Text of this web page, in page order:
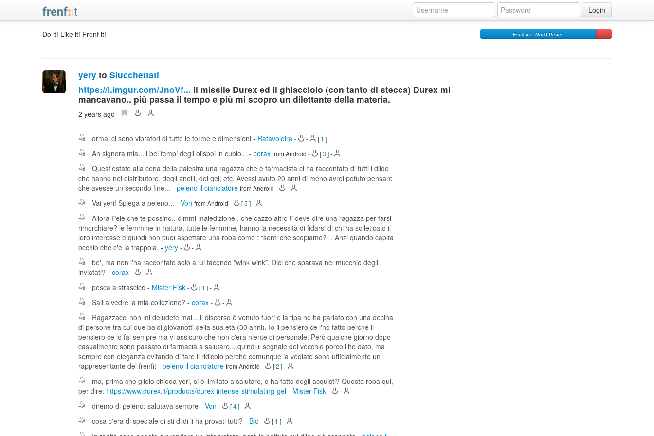
Login
Do it! Like it! Frenf it! Evaluate World Peace
yery toSlucchettati
https://i.imgur.com/JnoVf... Il missile Durex ed il ghiacciolo (con tanto di stecca) Durex mi
mancavano.. più passa il tempo e più mi scopro un dilettante della materia.
2 years ago- - -
ormai ci sono vibratori di tutte le forme e dimensioni - Ratavoloira - - [ 1 ]
Ah signora mia... i bei tempi degli olisboi in cuoio... -corax from Android - [3 ]-
Quest'estate alla cena della palestra una ragazza che è farmacista ci ha raccontato di tutti i dildo
che hanno nel distributore, degli anelli, dei gel, etc. Avessi avuto 20 anni di meno avrei potuto pensare
che avesse un secondo fine... -peleno il cianciatore from Android - -
Vai yeri! Spiega a peleno... -Von from Android - [5 ]-
Allora Pelè che te possino.. dimmi maledizione.. che cazzo altro ti deve dire una ragazza per farsi
rimorchiare? le femmine in natura, tutte le femmine, hanno la necessità di fidarsi di chi ha solleticato il
loro interesse e quindi non puoi aspettare una roba come : "senti che scopiamo?" . Anzi quando capita
occhio che c'è la trappola.-yery - -
be', ma non l'ha raccontato solo a lui facendo *wink wink*. Dici che sparava nel mucchio degli
inviatati? -corax - -
pesca a strascico - Mister Fisk - [ 1 ]-
Sali a vedre la mia collezione? -corax - -
Ragazzacci non mi deludete mai... il discorso è venuto fuori e la tipa ne ha parlato con una decina
di persone tra cui due baldi giovanotti della sua età (30 anni). Io il pensiero ce l'ho fatto perché il
pensiero ce lo fai sempre ma vi assicuro che non c'era niente di personale. Però qualche giorno dopo
casualmente sono passato di farmacia a salutare....quindi il segnale del vecchio porco l'ho dato, ma
sempre con eleganza evitando di fare il ridicolo perché comunque la vediate sono ufficialmente un
rappresentante del frenfit-peleno il cianciatore from Android - [2 ]-
ma, prima che glielo chieda yeri, si è limitato a salutare, o ha fatto degli acquisti? Questa roba qui,
per dire: https://www.durex.it/products/durex-intense-stimulating-gel - Mister Fisk - -
diremo di peleno: salutava sempre -Von - [4]-
cosa c'era di speciale di sti dildi li ha provati tutti?- Bic - [ 1 ]-